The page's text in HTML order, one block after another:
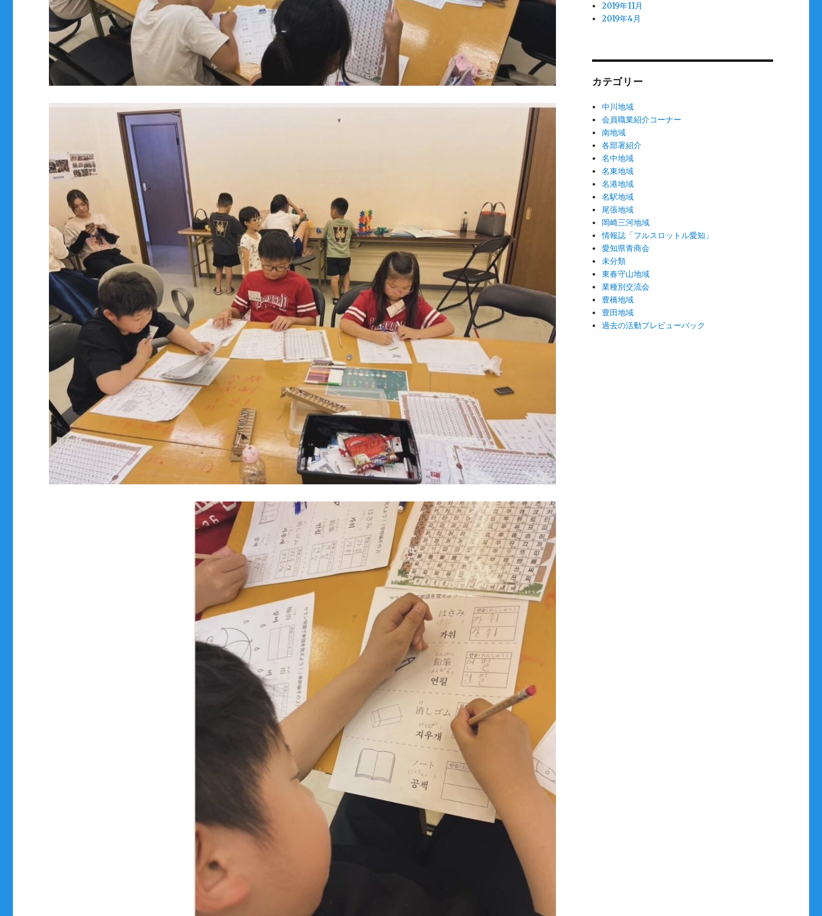
2019年11月
2019年4月
カテゴリー
中川地域
会員職業紹介コーナー
南地域
各部署紹介
名中地域
名東地域
名港地域
名駅地域
尾張地域
岡崎三河地域
情報誌「フルスロットル愛知」
愛知県青商会
未分類
東春守山地域
業種別交流会
豊橋地域
豊田地域
過去の活動プレビューバック